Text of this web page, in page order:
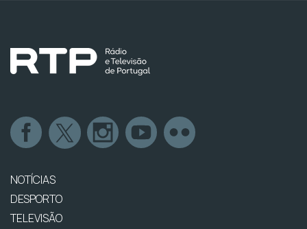
NOTÍCIAS
DESPORTO
TELEVISÃO